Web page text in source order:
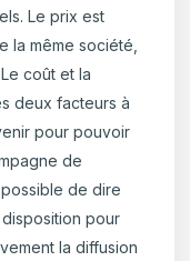
Le prix est
la même société,
coût et la
deux facteurs à
pour pouvoir
de
possible de dire
pour
la diffusion